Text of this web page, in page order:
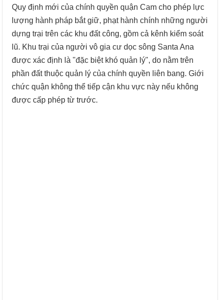
Quy định mới của chính quyền quận Cam cho phép lực
lượng hành pháp bắt giữ, phạt hành chính những người
dựng trại trên các khu đất công, gồm cả kênh kiểm soát
lũ. Khu trại của người vô gia cư dọc sông Santa Ana
được xác định là "đặc biệt khó quản lý", do nằm trên
phần đất thuộc quản lý của chính quyền liên bang. Giới
chức quận không thể tiếp cận khu vực này nếu không
được cấp phép từ trước.